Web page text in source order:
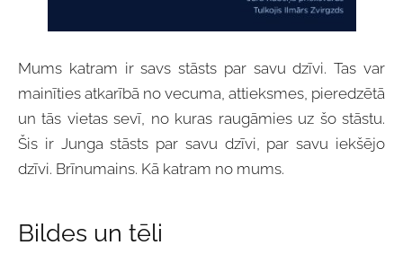
Mums katram ir savs stāsts par savu dzīvi. Tas var
mainīties atkarībā no vecuma, attieksmes, pieredzētā
un tās vietas sevī, no kuras raugāmies uz šo stāstu.
Šis ir Junga stāsts par savu dzīvi, par savu iekšējo
dzīvi. Brīnumains. Kā katram no mums.
Bildes un tēli